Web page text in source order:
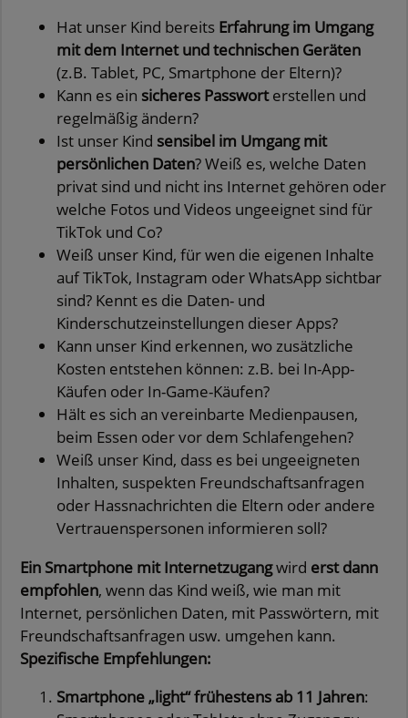
Hat unser Kind bereits Erfahrung im Umgang
mit dem Internet und technischen Geräten
(z.B. Tablet, PC, Smartphone der Eltern)?
Kann es ein sicheres Passworterstellen und
regelmäßig ändern?
Ist unser Kind sensibel im Umgang mit
persönlichen Daten? Weiß es, welche Daten
privat sind und nicht ins Internet gehören oder
welche Fotos und Videos ungeeignet sind für
TikTok und Co?
Weiß unser Kind, für wen die eigenen Inhalte
auf TikTok, Instagram oder WhatsApp sichtbar
sind? Kennt es die Daten- und
Kinderschutzeinstellungen dieser Apps?
Kann unser Kind erkennen, wo zusätzliche
Kosten entstehen können: z.B. bei In-App-
Käufen oder In-Game-Käufen?
Hält es sich an vereinbarte Medienpausen,
beim Essen oder vor dem Schlafengehen?
Weiß unser Kind, dass es bei ungeeigneten
Inhalten, suspekten Freundschaftsanfragen
oder Hassnachrichten die Eltern oder andere
Vertrauenspersonen informieren soll?
Ein Smartphone mit Internetzugangwird erst dann
empfohlen, wenn das Kind weiß, wie man mit
Internet, persönlichen Daten, mit Passwörtern, mit
Freundschaftsanfragen usw. umgehen kann.
Spezifische Empfehlungen:
Smartphone „light“ frühestens ab 11 Jahren: